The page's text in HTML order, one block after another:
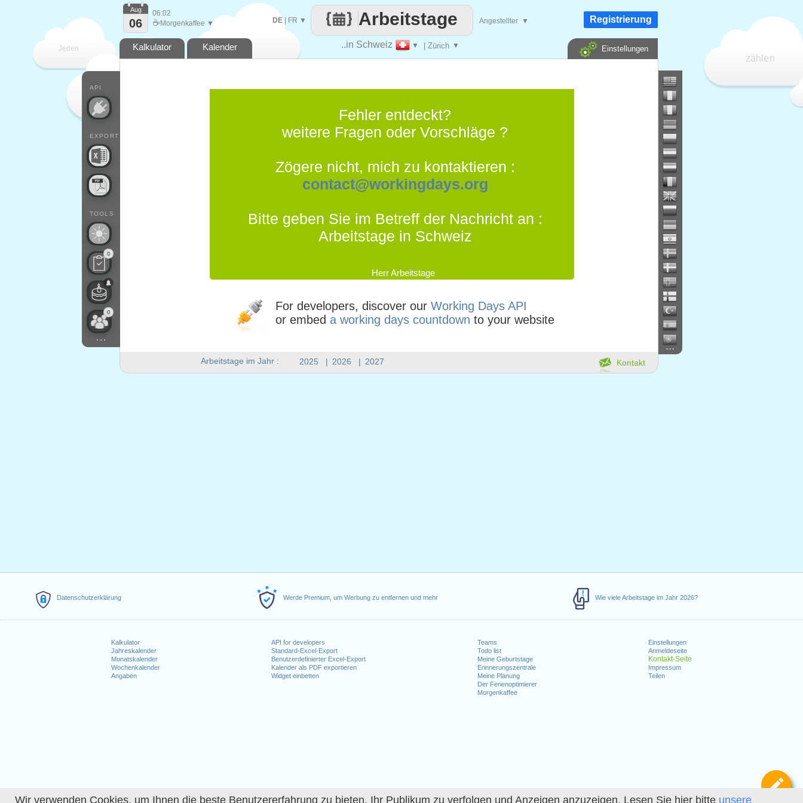
Wir verwenden Cookies, um Ihnen die beste Benutzererfahrung zu bieten, Ihr Publikum zu verfolgen und Anzeigen anzuzeigen. Lesen Sie hier bitte unsere
Datenschutzerklärung Werde Premium, um Werbung zu entfernen und mehr Wie viele Arbeitstage im Jahr 2026?
Kalkulator
Jahreskalender
Monatskalender
Wochenkalender
Angaben
API for developers
Standard-Excel-Export
Benutzerdefinierter Excel-Export
Kalender als PDF exportieren
Widget einbetten
Teams
Todo list
Meine Geburtstage
Erinnerungszentrale
Meine Planung
Der Ferienoptimierer
Morgenkaffee
Einstellungen
Anmeldeseite
Kontakt-Seite
Impressum
Teilen
Jeden
zählen
..in Schweiz ▼ | Zürich ▼
Arbeitstage
DE| FR ▼ Angestellter ▼
API
EXPORT
TOOLS
0
0
...
Aug
06
06:02
☕ Morgenkaffee ▼ Registrierung
Kalkulator Kalender Einstellungen
Arbeitstage im Jahr : 2025 | 2026 | 2027
...
Kontakt
Fehler entdeckt?
weitere Fragen oder Vorschläge ?
Zögere nicht, mich zu kontaktieren :
contact@workingdays.org
Bitte geben Sie im Betreff der Nachricht an :
Arbeitstage in Schweiz
Herr Arbeitstage
For developers, discover our Working Days API
or embed a working days countdown to your website